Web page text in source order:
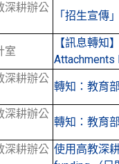
深耕辦公
「招生宣傳
室
【訊息轉知
Attachments
深耕辦公
轉知：教育
深耕辦公
轉知：教育
深耕辦公 使用高教深